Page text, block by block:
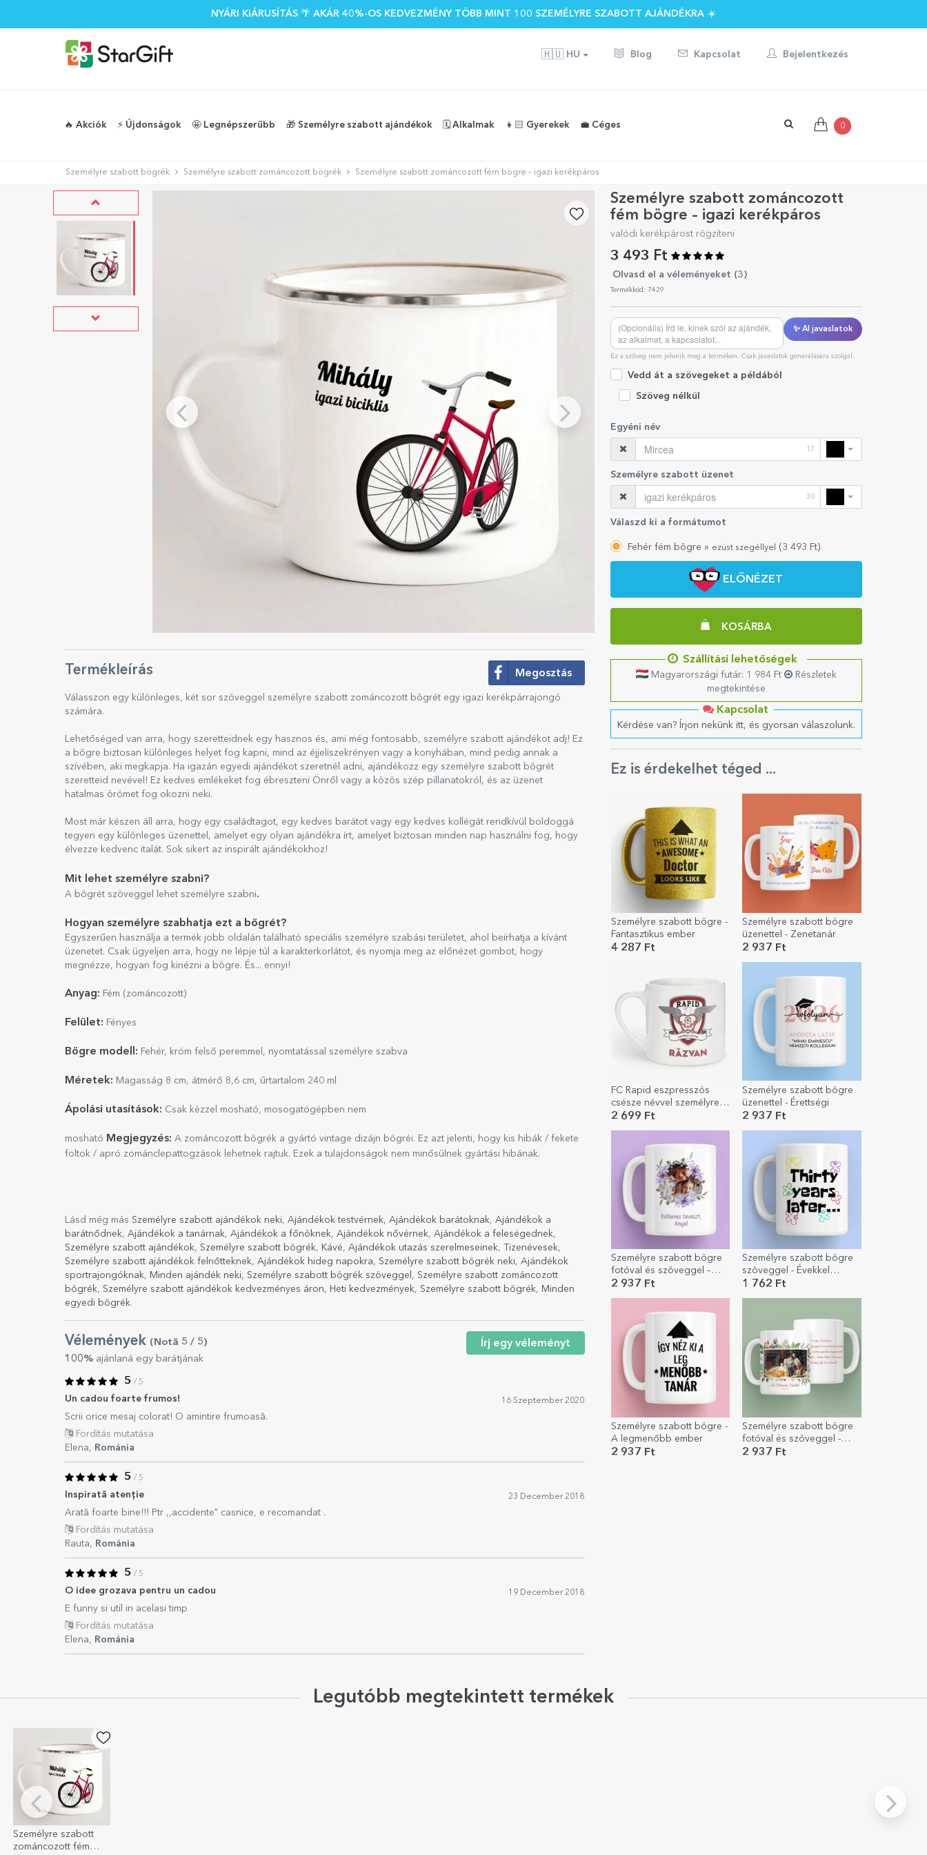
NYÁRI KIÁRUSÍTÁS 🌴 AKÁR 40%-OS KEDVEZMÉNY TÖBB MINT 100 SZEMÉLYRE SZABOTT AJÁNDÉKRA ☀️
🇭🇺 HU Blog Kapcsolat Bejelentkezés
🔥 Akciók ⚡️ Újdonságok 🤩 Legnépszerűbb 🎁 Személyre szabott ajándékok 🗓️ Alkalmak 👧🏻 Gyerekek 💼 Céges 0
Személyre szabott bögrék Személyre szabott zománcozott bögrék Személyre szabott zománcozott fém bögre – igazi kerékpáros
Személyre szabott zománcozott
fém bögre – igazi kerékpáros
valódi kerékpárost rögzíteni
3 493 Ft
Olvasd el a véleményeket (3 )
Termékkód: 7429
✨ AI javaslatok
Ez a szöveg nem jelenik meg a terméken. Csak javaslatok generálására szolgál.
Vedd át a szövegeket a példából
Szöveg nélkül
Egyéni név
17
Személyre szabott üzenet
30
Válaszd ki a formátumot
Fehér fém bögre » ezüst szegéllyel ( 3 493 Ft)
ELŐNÉZET
KOSÁRBA
Szállítási lehetőségek
Magyarországi futár: 1 984 Ft
Részletek
megtekintése
Kapcsolat
Kérdése van? Írjon nekünk itt, és gyorsan válaszolunk.
Ez is érdekelhet téged ...
Személyre szabott bögre -
Fantasztikus ember
4 287 Ft
Személyre szabott bögre
üzenettel - Zenetanár
2 937 Ft
FC Rapid eszpresszós
csésze névvel személyre
szabva
2 699 Ft
Személyre szabott bögre
üzenettel - Érettségi
2 937 Ft
Személyre szabott bögre
fotóval és szöveggel –
Kellemes tavaszt kívánunk!
2 937 Ft
Személyre szabott bögre
szöveggel - Évekkel
később...
1 762 Ft
Személyre szabott bögre -
A legmenőbb ember
2 937 Ft
Személyre szabott bögre
fotóval és szöveggel -
Boldog karácsonyt!
2 937 Ft
Termékleírás Megosztás
Válasszon egy különleges, két sor szöveggel személyre szabott zománcozott bögrét egy igazi kerékpárrajongó
számára.
Lehetőséged van arra, hogy szeretteidnek egy hasznos és, ami még fontosabb, személyre szabott ajándékot adj! Ez
a bögre biztosan különleges helyet fog kapni, mind az éjjeliszekrényen vagy a konyhában, mind pedig annak a
szívében, aki megkapja. Ha igazán egyedi ajándékot szeretnél adni, ajándékozz egy személyre szabott bögrét
szeretteid nevével! Ez kedves emlékeket fog ébreszteni Önről vagy a közös szép pillanatokról, és az üzenet
hatalmas örömet fog okozni neki.
Most már készen áll arra, hogy egy családtagot, egy kedves barátot vagy egy kedves kollégát rendkívül boldoggá
tegyen egy különleges üzenettel, amelyet egy olyan ajándékra írt, amelyet biztosan minden nap használni fog, hogy
élvezze kedvenc italát. Sok sikert az inspirált ajándékokhoz!
Mit lehet személyre szabni?
A bögrét szöveggel lehet személyre szabni.
Hogyan személyre szabhatja ezt a bögrét?
Egyszerűen használja a termék jobb oldalán található speciális személyre szabási területet, ahol beírhatja a kívánt
üzenetet. Csak ügyeljen arra, hogy ne lépje túl a karakterkorlátot, és nyomja meg az előnézet gombot, hogy
megnézze, hogyan fog kinézni a bögre. És... ennyi!
Anyag: Fém (zománcozott)
Felület: Fényes
Bögre modell: Fehér, króm felső peremmel, nyomtatással személyre szabva
Méretek: Magasság 8 cm, átmérő 8,6 cm, űrtartalom 240 ml
Ápolási utasítások: Csak kézzel mosható, mosogatógépben nem
mosható Megjegyzés: A zománcozott bögrék a gyártó vintage dizájn bögréi. Ez azt jelenti, hogy kis hibák / fekete
foltok / apró zománclepattogzások lehetnek rajtuk. Ezek a tulajdonságok nem minősülnek gyártási hibának.
Lásd még más Személyre szabott ajándékok neki, Ajándékok testvérnek, Ajándékok barátoknak, Ajándékok a
barátnődnek, Ajándékok a tanárnak, Ajándékok a főnöknek, Ajándékok nővérnek, Ajándékok a feleségednek,
Személyre szabott ajándékok, Személyre szabott bögrék, Kávé, Ajándékok utazás szerelmeseinek, Tizenévesek,
Személyre szabott ajándékok felnőtteknek, Ajándékok hideg napokra, Személyre szabott bögrék neki, Ajándékok
sportrajongóknak, Minden ajándék neki, Személyre szabott bögrék szöveggel , Személyre szabott zománcozott
bögrék, Személyre szabott ajándékok kedvezményes áron, Heti kedvezmények, Személyre szabott bögrék, Minden
egyedi bögrék.
Vélemények (Notă 5 / 5)
100% ajánlaná egy barátjának
Írj egy véleményt
5 / 5
Un cadou foarte frumos! 16 Szeptember 2020
Scrii orice mesaj colorat! O amintire frumoasă.
Fordítás mutatása
Elena, Románia
5 / 5
Inspirată atenție 23 December 2018
Arată foarte bine!!! Ptr ,,accidente" casnice, e recomandat .
Fordítás mutatása
Rauta, Románia
5 / 5
O idee grozava pentru un cadou 19 December 2018
E funny si util in acelasi timp
Fordítás mutatása
Elena, Románia
Legutóbb megtekintett termékek
Személyre szabott
zománcozott fém